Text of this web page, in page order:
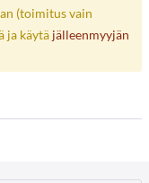
(toimitus vain
ja käytä jälleenmyyjän